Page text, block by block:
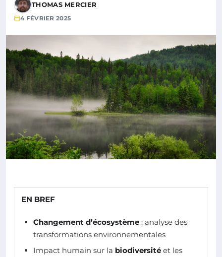
THOMAS MERCIER
4 FÉVRIER 2025
EN BREF
Changement d’écosystème : analyse des
transformations environnementales
Impact humain sur la biodiversité et les